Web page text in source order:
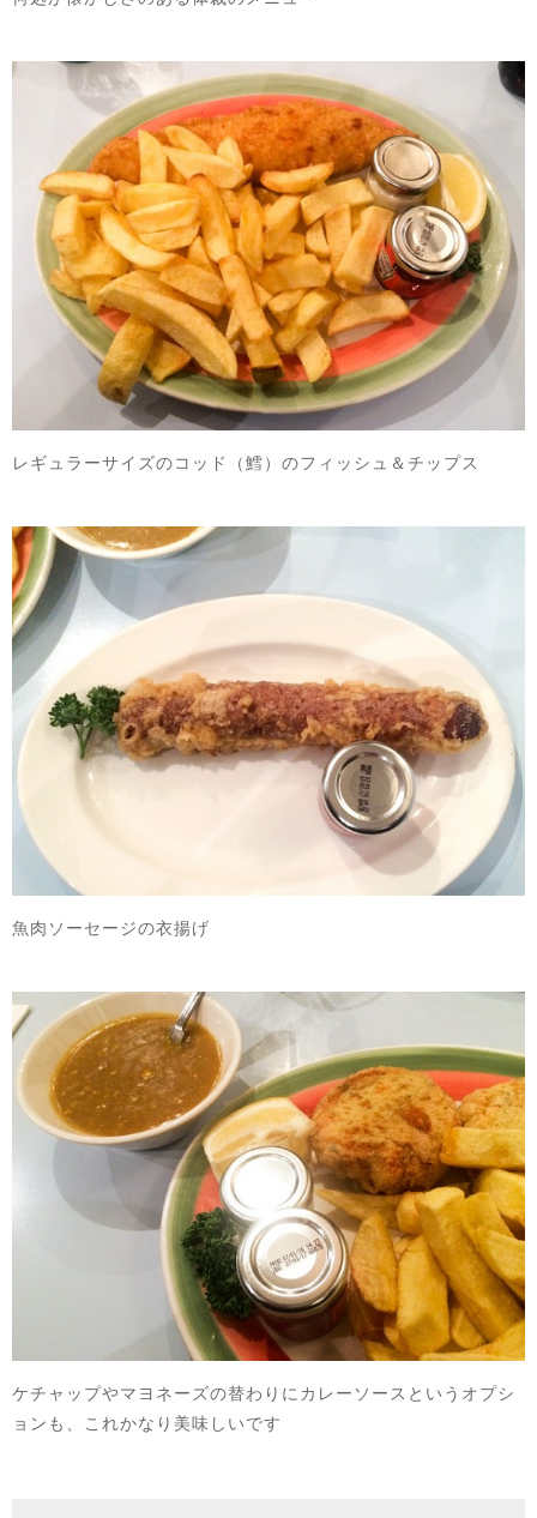
レギュラーサイズのコッド（鱈）のフィッシュ＆チップス
魚肉ソーセージの衣揚げ
ケチャップやマヨネーズの替わりにカレーソースというオプシ
ョンも、これかなり美味しいです